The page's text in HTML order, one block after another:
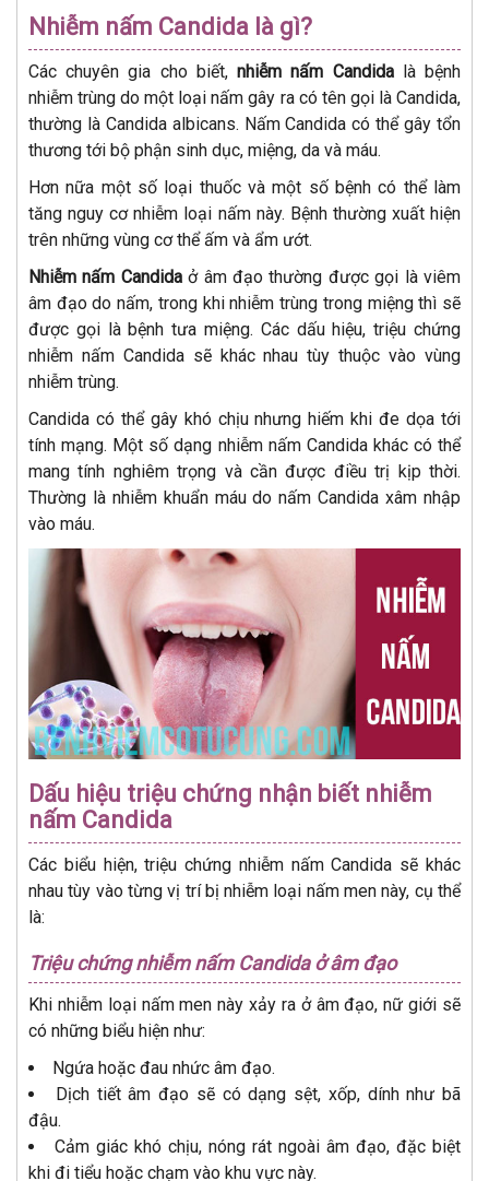
Nhiễm nấm Candida là gì?
Các chuyên gia cho biết,nhiễm nấm Candidalà bệnh
nhiễm trùng do một loại nấm gây ra có tên gọi là Candida,
thường là Candida albicans. Nấm Candida có thể gây tổn
thương tới bộ phận sinh dục, miệng, da và máu.
Hơn nữa một số loại thuốc và một số bệnh có thể làm
tăng nguy cơ nhiễm loại nấm này. Bệnh thường xuất hiện
trên những vùng cơ thể ấm và ẩm ướt.
Nhiễm nấm Candidaở âm đạo thường được gọi là viêm
âm đạo do nấm, trong khi nhiễm trùng trong miệng thì sẽ
được gọi là bệnh tưa miệng. Các dấu hiệu, triệu chứng
nhiễm nấm Candida sẽ khác nhau tùy thuộc vào vùng
nhiễm trùng.
Candida có thể gây khó chịu nhưng hiếm khi đe dọa tới
tính mạng. Một số dạng nhiễm nấm Candida khác có thể
mang tính nghiêm trọng và cần được điều trị kịp thời.
Thường là nhiễm khuẩn máu do nấm Candida xâm nhập
vào máu.
Dấu hiệu triệu chứng nhận biết nhiễm
nấm Candida
Các biểu hiện, triệu chứng nhiễm nấm Candida sẽ khác
nhau tùy vào từng vị trí bị nhiễm loại nấm men này, cụ thể
là:
Triệu chứng nhiễm nấm Candida ở âm đạo
Khi nhiễm loại nấm men này xảy ra ở âm đạo, nữ giới sẽ
có những biểu hiện như:
Ngứa hoặc đau nhức âm đạo.
Dịch tiết âm đạo sẽ có dạng sệt, xốp, dính như bã
đậu.
Cảm giác khó chịu, nóng rát ngoài âm đạo, đặc biệt
khi đi tiểu hoặc chạm vào khu vực này.